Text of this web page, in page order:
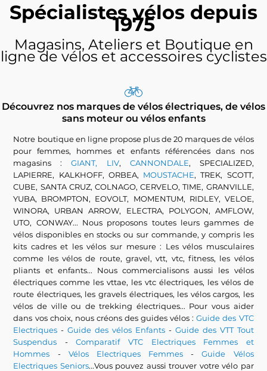
Spécialistes vélos depuis
1975
Magasins, Ateliers et Boutique en
ligne de vélos et accessoires cyclistes
Découvrez nos marques de vélos électriques, de vélos
sans moteur ou vélos enfants
Notre boutique en ligne propose plus de 20 marques de vélos
pour femmes, hommes et enfants référencées dans nos
magasins :GIANT, LIV, CANNONDALE, SPECIALIZED,
LAPIERRE, KALKHOFF, ORBEA, MOUSTACHE, TREK, SCOTT,
CUBE, SANTA CRUZ, COLNAGO, CERVELO, TIME, GRANVILLE,
YUBA, BROMPTON, EOVOLT, MOMENTUM, RIDLEY, VELOE,
WINORA, URBAN ARROW, ELECTRA, POLYGON, AMFLOW,
UTO, CONWAY... Nous proposons toutes leurs gammes de
vélos disponibles en stocks ou sur commande, y compris les
kits cadres et les vélos sur mesure : Les vélos musculaires
comme les vélos de route, gravel, vtt, vtc, fitness, les vélos
pliants et enfants... Nous commercialisons aussi les vélos
électriques comme les vttae, les vtc électriques, les vélos de
route électriques, les gravels électriques, les vélos cargos, les
vélos de ville ou de trekking électriques... Pour vous aider
dans vos choix, nous créons des guides vélos :Guide des VTC
Electriques -Guide des vélos Enfants - Guide des VTT Tout
Suspendus -Comparatif VTC Electriques Femmes et
Hommes - Vélos Electriques Femmes -Guide Vélos
Electriques Seniors...Vous pouvez aussi trouver votre vélo par